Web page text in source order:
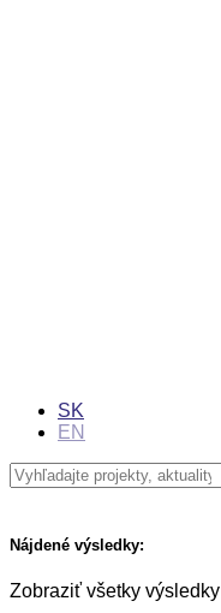
SK
EN
Nájdené výsledky:
Zobraziť všetky výsledky